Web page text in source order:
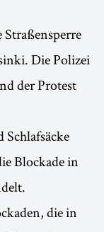
Die Polizei
der Protest
Blockade in
die in